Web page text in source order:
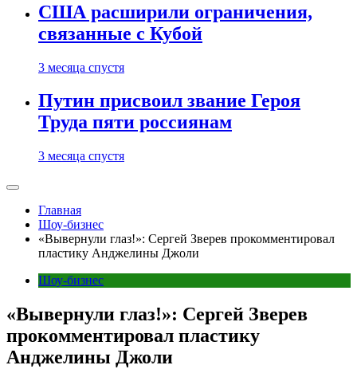
США расширили ограничения,
связанные с Кубой
3 месяца спустя
Путин присвоил звание Героя
Труда пяти россиянам
3 месяца спустя
Главная
Шоу-бизнес
«Вывернули глаз!»: Сергей Зверев прокомментировал
пластику Анджелины Джоли
Шоу-бизнес
«Вывернули глаз!»: Сергей Зверев
прокомментировал пластику
Анджелины Джоли